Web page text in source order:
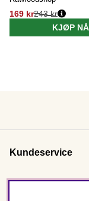
169 kr243 kr
KJØP NÅ
Kundeservice